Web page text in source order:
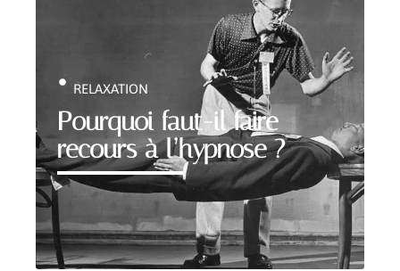
Pourquoi faut-il faire
recours à l’hypnose ?
RELAXATION